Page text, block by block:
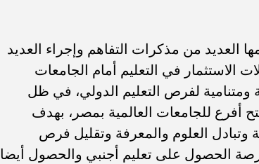
العديد من مذكرات التفاهم وإجراء العديد
الاستثمار في التعليم أمام الجامعات
لفرص التعليم الدولي، في ظل
أفرع للجامعات العالمية بمصر، بهدف
وتبادل العلوم والمعرفة وتقليل فرص
الحصول على تعليم أجنبي والحصول أيضا